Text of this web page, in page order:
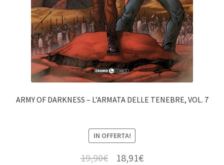
ARMY OF DARKNESS – L’ARMATA DELLE TENEBRE, VOL. 7
IN OFFERTA!
19,90€ 18,91€